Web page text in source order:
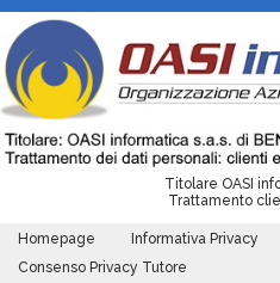
Titolare OASI
Trattamento
Homepage Informativa Privacy
Consenso Privacy Tutore